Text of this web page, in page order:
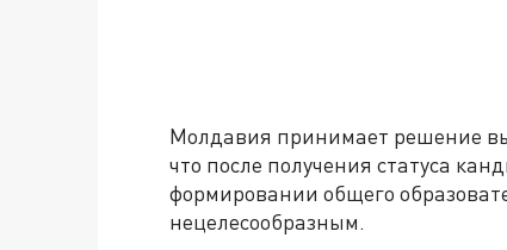
Молдавия принимает решение
что после получения статуса
формировании общего
нецелесообразным.